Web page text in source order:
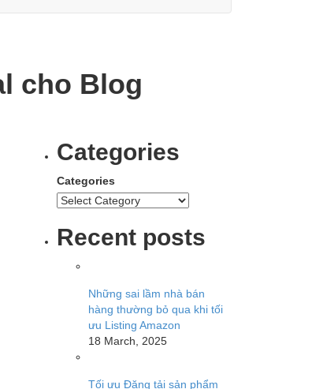
cho Blog
Categories
Categories
Recent posts
Những sai lầm nhà bán
hàng thường bỏ qua khi tối
ưu Listing Amazon
18 March, 2025
Tối ưu Đăng tải sản phẩm